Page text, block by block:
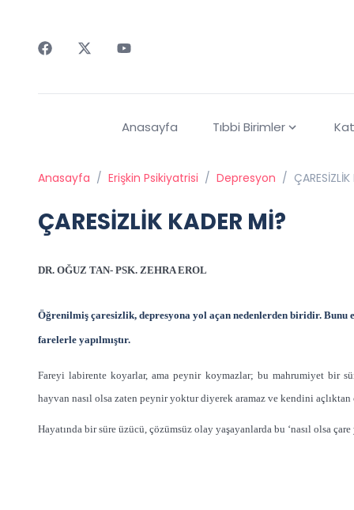
Anasayfa Tıbbi Birimler
Anasayfa / Erişkin Psikiyatrisi / Depresyon /
ÇARESİZLİK KADER Mİ?
DR. OĞUZ TAN- PSK. ZEHRA EROL
Öğrenilmiş çaresizlik, depresyona yol açan nedenlerden biridir. Bunu
farelerle yapılmıştır.
Fareyi labirente koyarlar, ama peynir koymazlar; bu mahrumiyet bir
hayvan nasıl olsa zaten peynir yoktur diyerek aramaz ve kendini açlıktan
Hayatında bir süre üzücü, çözümsüz olay yaşayanlarda bu ‘nasıl olsa